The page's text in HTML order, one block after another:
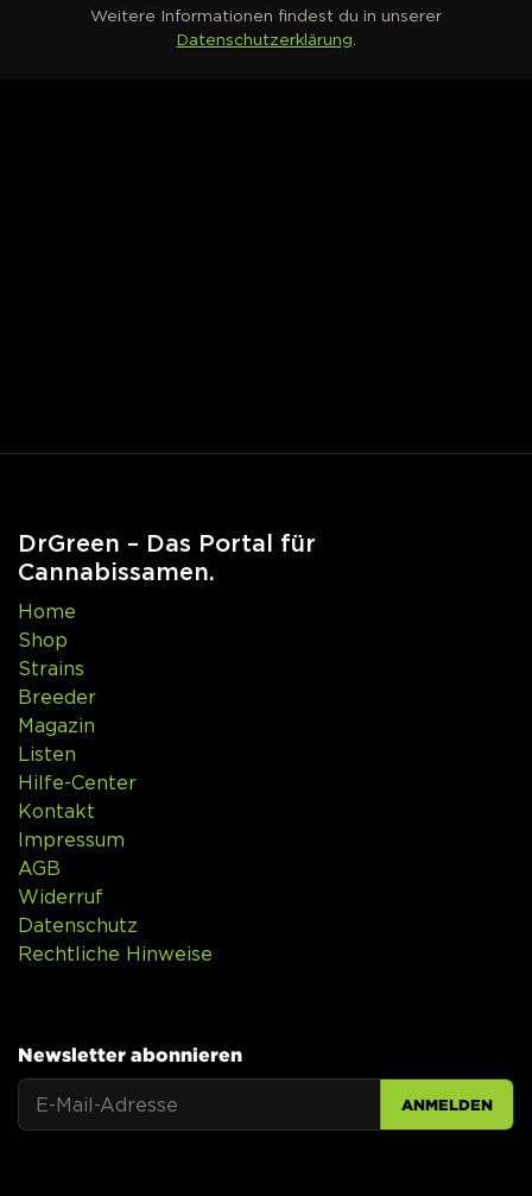
Kein Produkt definiert
DrGreen – Das Portal für
Cannabissamen.
Home
Shop
Strains
Breeder
Magazin
Listen
Hilfe-Center
Kontakt
Impressum
AGB
Widerruf
Datenschutz
Rechtliche Hinweise
Newsletter abonnieren
ANMELDEN
Weitere Informationen findest du in unserer
Datenschutzerklärung